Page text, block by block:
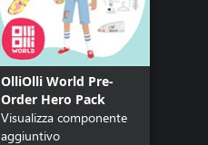
OlliOlli World Pre-
Order Hero Pack
Visualizza componente
aggiuntivo